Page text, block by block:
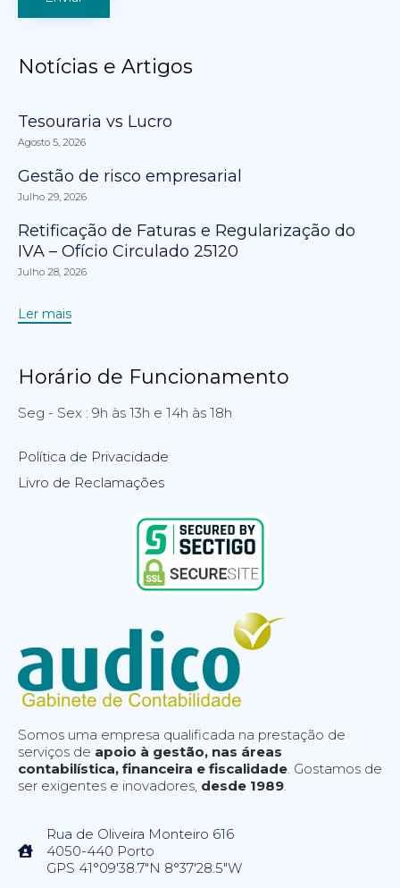
Notícias e Artigos
Tesouraria vs Lucro
Agosto 5, 2026
Gestão de risco empresarial
Julho 29, 2026
Retificação de Faturas e Regularização do
IVA – Ofício Circulado 25120
Julho 28, 2026
Ler mais
Horário de Funcionamento
Seg - Sex : 9h às 13h e 14h às 18h
Política de Privacidade
Livro de Reclamações
Somos uma empresa qualificada na prestação de
serviços de apoio à gestão, nas áreas
contabilística, financeira e fiscalidade. Gostamos de
ser exigentes e inovadores, desde 1989.
Rua de Oliveira Monteiro 616
4050-440 Porto
GPS 41°09'38.7"N 8°37'28.5"W